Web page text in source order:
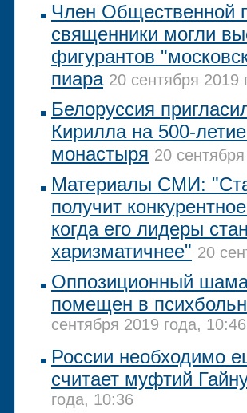
Член Общественной
священники могли
фигурантов
пиара 20 сентября 2019
Белоруссия
Кирилла на 500-
монастыря 20
Материалы СМИ:
получит
когда его лидеры
харизматичнее" 20
Оппозиционный
помещен в
сентября 2019 года, 10:46
России необходимо
считает муфтий
года, 10:36